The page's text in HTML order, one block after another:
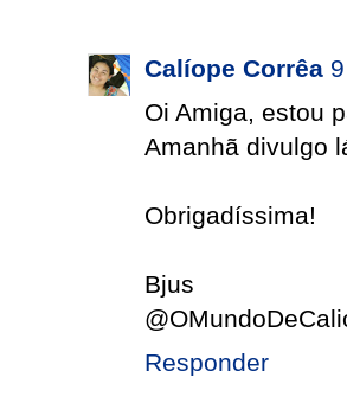
Calíope Corrêa
Oi Amiga, estou
Amanhã divulgo
Obrigadíssima!
Bjus
Responder